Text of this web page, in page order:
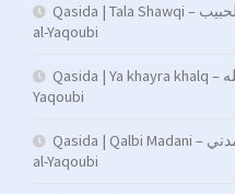
Qasida | Tala Shawqi – طال شوقي إلى الحبيب | Sh. Muhammad
al-Yaqoubi
Qasida | Ya khayra khalq – يا خير خلق الله | Sh. Muhammad al-
Yaqoubi
Qasida | Qalbi Madani – قلبي في الهوى مدني | Sh. Muhammad
al-Yaqoubi